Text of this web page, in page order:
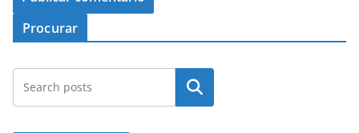
Procurar
Pesquisar